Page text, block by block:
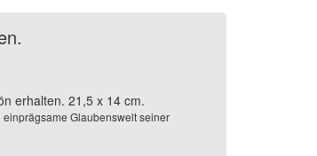
erhalten. 21,5 x 14 cm.
Glaubenswelt seiner